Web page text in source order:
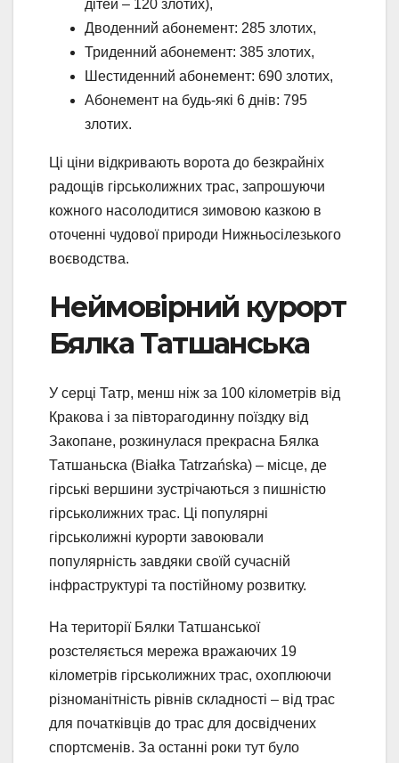
дітей – 120 злотих),
Дводенний абонемент: 285 злотих,
Триденний абонемент: 385 злотих,
Шестиденний абонемент: 690 злотих,
Абонемент на будь-які 6 днів: 795
злотих.
Ці ціни відкривають ворота до безкрайніх
радощів гірськолижних трас, запрошуючи
кожного насолодитися зимовою казкою в
оточенні чудової природи Нижньосілезького
воєводства.
Неймовірний курорт
Бялка Татшанська
У серці Татр, менш ніж за 100 кілометрів від
Кракова і за півторагодинну поїздку від
Закопане, розкинулася прекрасна Бялка
Татшаньска (Białka Tatrzańska) – місце, де
гірські вершини зустрічаються з пишністю
гірськолижних трас. Ці популярні
гірськолижні курорти завоювали
популярність завдяки своїй сучасній
інфраструктурі та постійному розвитку.
На території Бялки Татшанської
розстеляється мережа вражаючих 19
кілометрів гірськолижних трас, охоплюючи
різноманітність рівнів складності – від трас
для початківців до трас для досвідчених
спортсменів. За останні роки тут було